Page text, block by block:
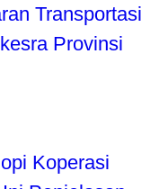
Transportasi
Provinsi
Koperasi